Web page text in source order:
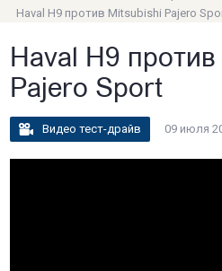
Haval H9 против Mitsubishi Pajero
Haval H9
Pajero Sport
Видео тест-драйв 09 июля